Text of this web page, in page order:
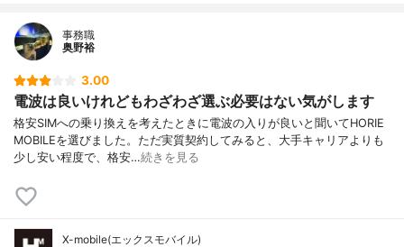
事務職
奥野裕
3.00
電波は良いけれどもわざわざ選ぶ必要はない気がします
格安SIMへの乗り換えを考えたときに電波の入りが良いと聞いてHORIE
MOBILEを選びました。ただ実質契約してみると、大手キャリアよりも
少し安い程度で、格安…続きを見る
X-mobile(エックスモバイル)